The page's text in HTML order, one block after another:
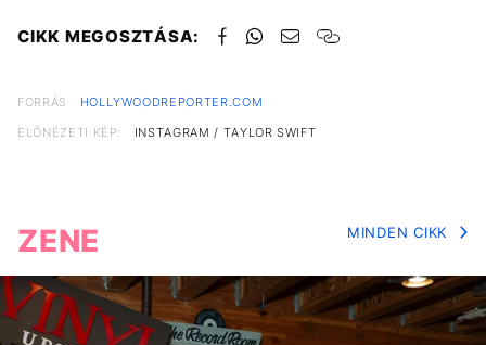
CIKK MEGOSZTÁSA:
FORRÁS
HOLLYWOODREPORTER.COM
ELŐNÉZETI KÉP:
INSTAGRAM / TAYLOR SWIFT
ZENE MINDEN CIKK